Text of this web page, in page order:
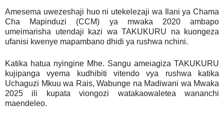
Amesema uwezeshaji huo ni utekelezaji wa Ilani ya Chama
Cha Mapinduzi (CCM) ya mwaka 2020 ambapo
umeimarisha utendaji kazi wa TAKUKURU na kuongeza
ufanisi kwenye mapambano dhidi ya rushwa nchini.
Katika hatua nyingine Mhe. Sangu ameiagiza TAKUKURU
kujipanga vyema kudhibiti vitendo vya rushwa katika
Uchaguzi Mkuu wa Rais, Wabunge na Madiwani wa Mwaka
2025 ili kupata viongozi watakaowaletea wananchi
maendeleo.